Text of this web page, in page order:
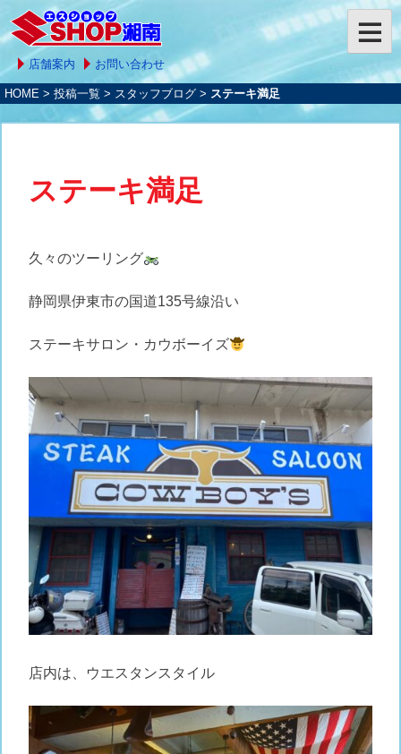
店舗案内 お問い合わせ
HOME > 投稿一覧 > スタッフブログ > ステーキ満足
ステーキ満足
久々のツーリング
静岡県伊東市の国道135号線沿い
ステーキサロン・カウボーイズ
店内は、ウエスタンスタイル